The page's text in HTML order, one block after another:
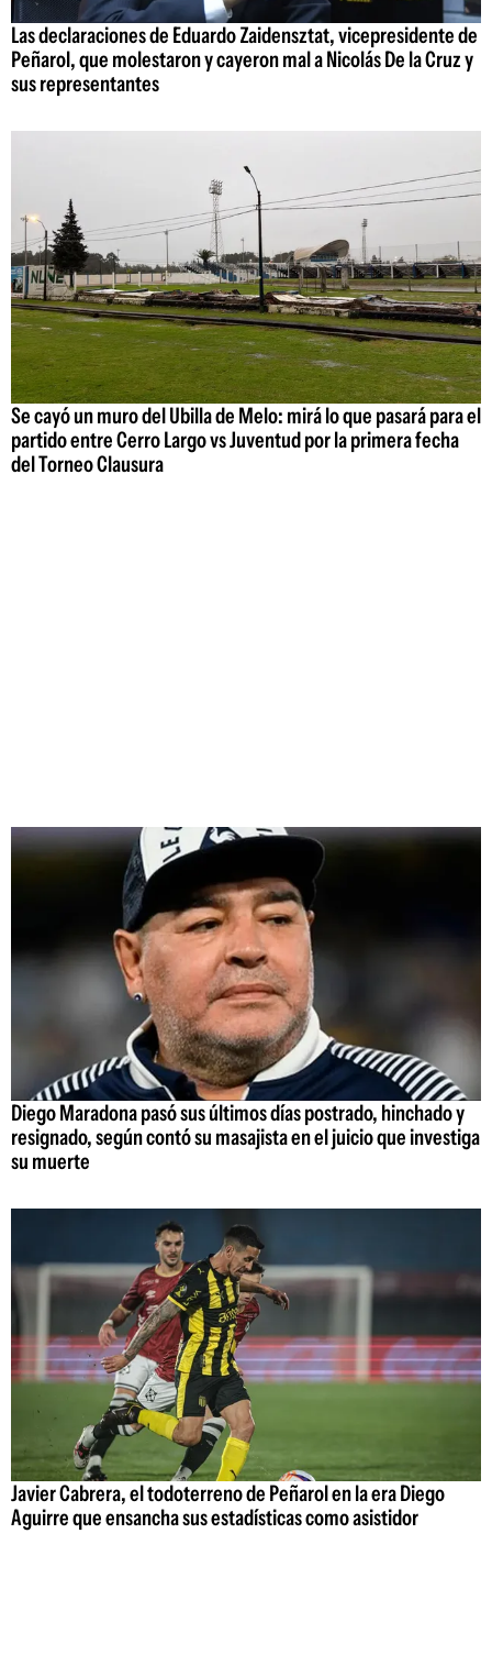
Las declaraciones de Eduardo Zaidensztat, vicepresidente de
Peñarol, que molestaron y cayeron mal a Nicolás De la Cruz y
sus representantes
Se cayó un muro del Ubilla de Melo: mirá lo que pasará para el
partido entre Cerro Largo vs Juventud por la primera fecha
del Torneo Clausura
Diego Maradona pasó sus últimos días postrado, hinchado y
resignado, según contó su masajista en el juicio que investiga
su muerte
Javier Cabrera, el todoterreno de Peñarol en la era Diego
Aguirre que ensancha sus estadísticas como asistidor